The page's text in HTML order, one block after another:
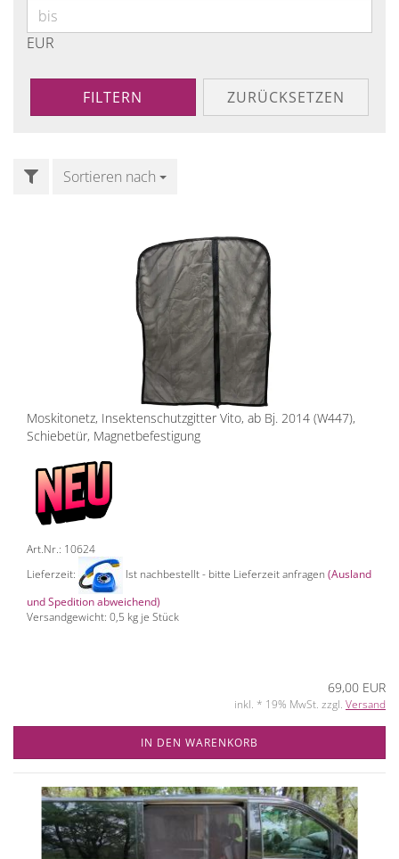
EUR
FILTERN ZURÜCKSETZEN
FILTERSortieren nach
Sortieren nach
Moskitonetz, Insektenschutzgitter Vito, ab Bj. 2014 (W447),
Schiebetür, Magnetbefestigung
Art.Nr.: 10624
Lieferzeit:
Ist nachbestellt - bitte Lieferzeit anfragen (Ausland
und Spedition abweichend)
Versandgewicht: 0,5 kg je Stück
69,00 EUR
inkl. * 19% MwSt. zzgl. Versand
IN DEN WARENKORB